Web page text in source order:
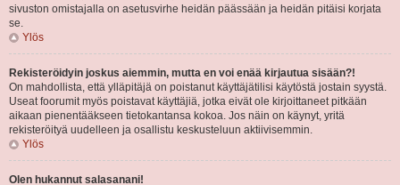
sivuston omistajalla on asetusvirhe heidän päässään ja heidän pitäisi korjata
se.
Ylös
Rekisteröidyin joskus aiemmin, mutta en voi enää kirjautua sisään?!
On mahdollista, että ylläpitäjä on poistanut käyttäjätilisi käytöstä jostain syystä.
Useat foorumit myös poistavat käyttäjiä, jotka eivät ole kirjoittaneet pitkään
aikaan pienentääkseen tietokantansa kokoa. Jos näin on käynyt, yritä
rekisteröityä uudelleen ja osallistu keskusteluun aktiivisemmin.
Ylös
Olen hukannut salasanani!